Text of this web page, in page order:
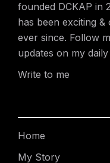
founded DCKAP in
has been exciting &
ever since. Follow
updates on my
Write to me
Home
My Story